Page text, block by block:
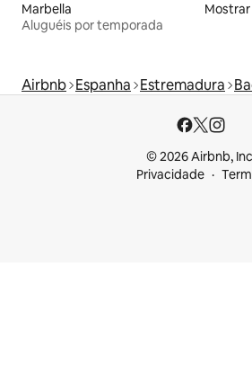
Marbella
Aluguéis por temporada
Airbnb Espanha Estremadura
© 2026 Airbnb,
Privacidade